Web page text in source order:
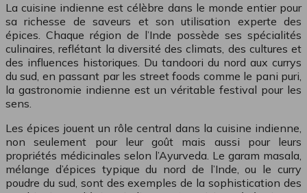
La cuisine indienne est célèbre dans le monde entier pour
sa richesse de saveurs et son utilisation experte des
épices. Chaque région de l’Inde possède ses spécialités
culinaires, reflétant la diversité des climats, des cultures et
des influences historiques. Du tandoori du nord aux currys
du sud, en passant par les street foods comme le pani puri,
la gastronomie indienne est un véritable festival pour les
sens.
Les épices jouent un rôle central dans la cuisine indienne,
non seulement pour leur goût mais aussi pour leurs
propriétés médicinales selon l’Ayurveda. Le garam masala,
mélange d’épices typique du nord de l’Inde, ou le curry
poudre du sud, sont des exemples de la sophistication des